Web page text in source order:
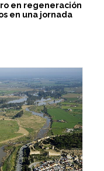
en regeneración
en una jornada